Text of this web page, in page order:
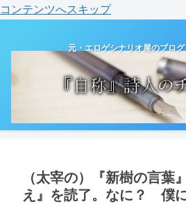
コンテンツへスキップ
元・エロゲシナリオ屋のブロ
（太宰の）『新樹の言葉
え』を読了。なに？ 僕